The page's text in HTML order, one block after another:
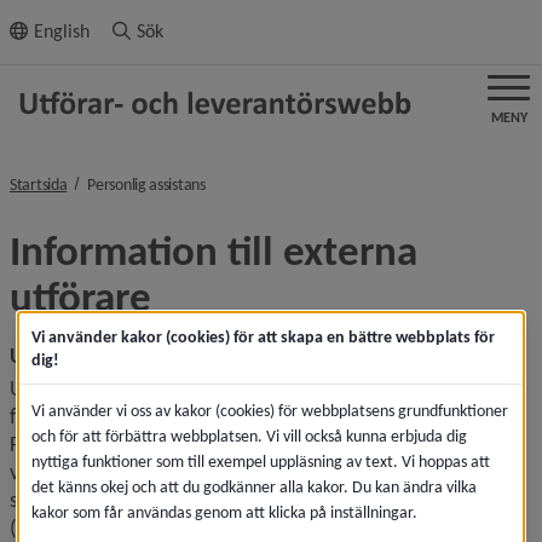
innehållet
English Sök
MENY
Startsida Personlig assistansnivå i brödsmulenavigeringen
Information till externa
utförare
Utbetalning av ersättning för utförd personlig
Umeå kommun ger ekonomiskt stöd till skäliga kostnader
för personlig assistans enligt schablon motsvarande
Försäkringskassans grundbelopp. Kostnaderna ska i övrigt
vara ersättningsgilla i enlighet med gällande regelverk s
som Lag om stöd och service till vissa funktionshindrade
(1993:387), Lag (1970:943) om arbetstid mm i husligt
Vi använder kakor (cookies) för att skapa en bättre webbplats för
dig!
Vi använder vi oss av kakor (cookies) för webbplatsens grundfunktioner
och för att förbättra webbplatsen. Vi vill också kunna erbjuda dig
nyttiga funktioner som till exempel uppläsning av text. Vi hoppas att
det känns okej och att du godkänner alla kakor. Du kan ändra vilka
kakor som får användas genom att klicka på inställningar.